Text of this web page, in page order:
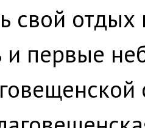
свой
и первые